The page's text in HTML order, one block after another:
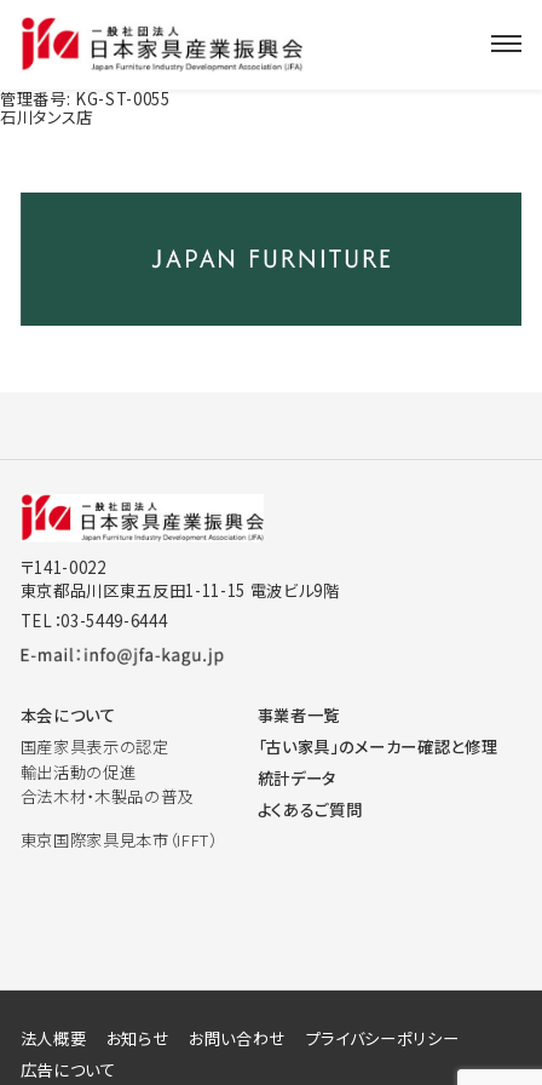
管理番号: KG-ST-0055
石川タンス店
〒141-0022
東京都品川区東五反田1-11-15 電波ビル9階
TEL：03-5449-6444
本会について
国産家具表示の認定
輸出活動の促進
合法木材・木製品の普及
東京国際家具見本市（IFFT）
事業者一覧
「古い家具」のメーカー確認と修理
統計データ
よくあるご質問
法人概要 お知らせ お問い合わせ
プライバシーポリシー
広告について